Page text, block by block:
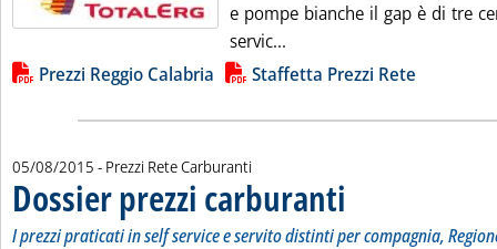
e pompe bianche il gap è di tre
servic...
Lista allegati PDF alla notizia
Prezzi Reggio Calabria Staffetta Prezzi Rete
05/08/2015 - Prezzi Rete Carburanti
Dossier prezzi carburanti
I prezzi praticati in self service e servito distinti per compagnia,